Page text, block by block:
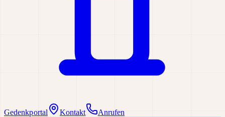
Gedenkportal Kontakt Anrufen